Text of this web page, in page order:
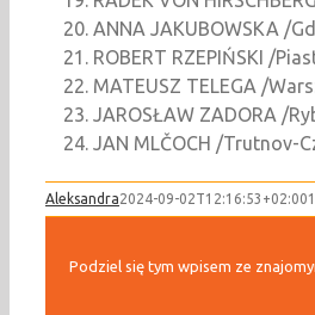
ANNA JAKUBOWSKA /
ROBERT RZEPIŃSKI /
MATEUSZ TELEGA /
JAROSŁAW ZADORA /
JAN MLČOCH /Trutnov-
Aleksandra2024-09-02T12:16:53+02:00
Podziel się tym wpisem ze